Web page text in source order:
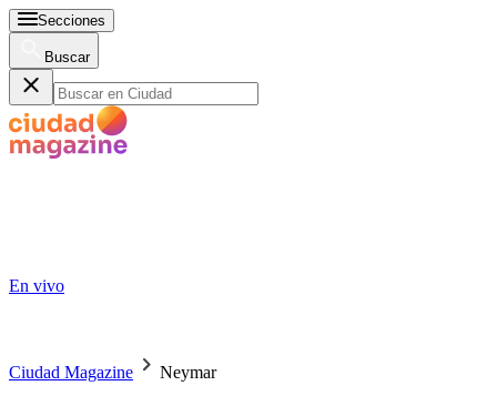
Secciones
Buscar
En vivo
Ciudad Magazine Neymar